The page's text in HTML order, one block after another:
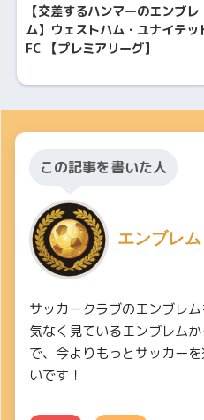
【交差するハンマーのエンブレ
ム】ウェストハム・ユナイテッ
FC 【プレミアリーグ】
この記事を書いた人
エンブレム
サッカークラブのエンブレ
気なく見ているエンブレム
で、今よりもっとサッカー
いです！